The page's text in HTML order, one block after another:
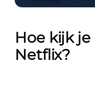
Hoe kijk
Netflix?